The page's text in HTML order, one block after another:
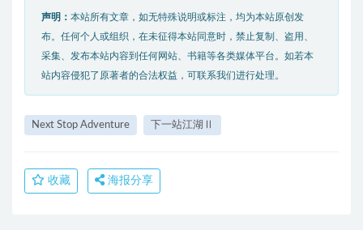
声明： 本站所有文章，如无特殊说明或标注，均为本站原创发
布。任何个人或组织，在未征得本站同意时，禁止复制、盗用、
采集、发布本站内容到任何网站、书籍等各类媒体平台。如若本
站内容侵犯了原著者的合法权益，可联系我们进行处理。
Next Stop Adventure 下一站江湖Ⅱ
收藏 海报分享